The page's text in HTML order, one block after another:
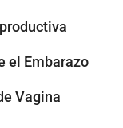
el Embarazo
Vagina